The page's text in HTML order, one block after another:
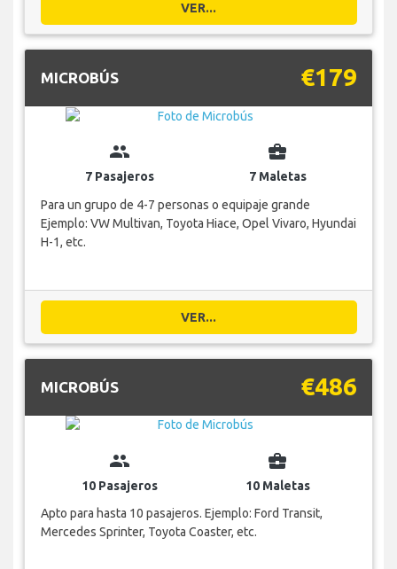
VER...
MICROBÚS €179
group
7 Pasajeros
business_center
7 Maletas
Para un grupo de 4-7 personas o equipaje grande
Ejemplo: VW Multivan, Toyota Hiace, Opel Vivaro, Hyundai
H-1, etc.
VER...
MICROBÚS €486
group
10 Pasajeros
business_center
10 Maletas
Apto para hasta 10 pasajeros. Ejemplo: Ford Transit,
Mercedes Sprinter, Toyota Coaster, etc.